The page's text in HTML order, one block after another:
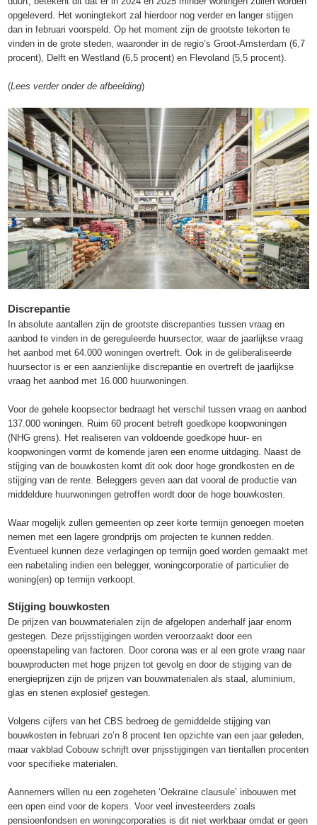
opgeleverd. Het woningtekort zal hierdoor nog verder en langer stijgen
dan in februari voorspeld. Op het moment zijn de grootste tekorten te
vinden in de grote steden, waaronder in de regio’s Groot-Amsterdam (6,7
procent), Delft en Westland (6,5 procent) en Flevoland (5,5 procent).
(Lees verder onder de afbeelding)
Discrepantie
In absolute aantallen zijn de grootste discrepanties tussen vraag en
aanbod te vinden in de gereguleerde huursector, waar de jaarlijkse vraag
het aanbod met 64.000 woningen overtreft. Ook in de geliberaliseerde
huursector is er een aanzienlijke discrepantie en overtreft de jaarlijkse
vraag het aanbod met 16.000 huurwoningen.
Voor de gehele koopsector bedraagt het verschil tussen vraag en aanbod
137.000 woningen. Ruim 60 procent betreft goedkope koopwoningen
(NHG grens). Het realiseren van voldoende goedkope huur- en
koopwoningen vormt de komende jaren een enorme uitdaging. Naast de
stijging van de bouwkosten komt dit ook door hoge grondkosten en de
stijging van de rente. Beleggers geven aan dat vooral de productie van
middeldure huurwoningen getroffen wordt door de hoge bouwkosten.
Waar mogelijk zullen gemeenten op zeer korte termijn genoegen moeten
nemen met een lagere grondprijs om projecten te kunnen redden.
Eventueel kunnen deze verlagingen op termijn goed worden gemaakt met
een nabetaling indien een belegger, woningcorporatie of particulier de
woning(en) op termijn verkoopt.
Stijging bouwkosten
De prijzen van bouwmaterialen zijn de afgelopen anderhalf jaar enorm
gestegen. Deze prijsstijgingen worden veroorzaakt door een
opeenstapeling van factoren. Door corona was er al een grote vraag naar
bouwproducten met hoge prijzen tot gevolg en door de stijging van de
energieprijzen zijn de prijzen van bouwmaterialen als staal, aluminium,
glas en stenen explosief gestegen.
Volgens cijfers van het CBS bedroeg de gemiddelde stijging van
bouwkosten in februari zo’n 8 procent ten opzichte van een jaar geleden,
maar vakblad Cobouw schrijft over prijsstijgingen van tientallen procenten
voor specifieke materialen.
Aannemers willen nu een zogeheten ‘Oekraïne clausule’ inbouwen met
een open eind voor de kopers. Voor veel investeerders zoals
pensioenfondsen en woningcorporaties is dit niet werkbaar omdat er geen